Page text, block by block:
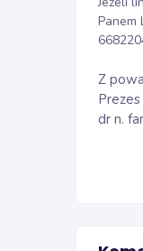
Panem
Z
dr n.